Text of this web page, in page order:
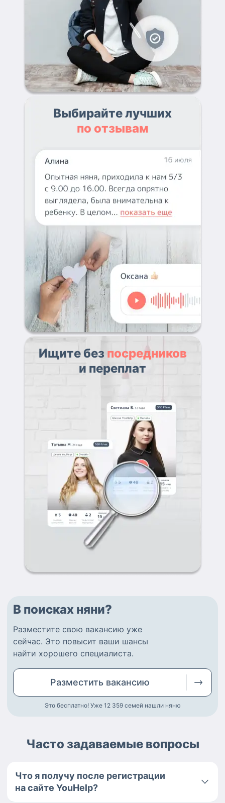
Выбирайте лучших
по отзывам
Ищите без посредников
и переплат
В поисках няни?
Разместите свою вакансию уже
сейчас. Это повысит ваши шансы
найти хорошего специалиста.
Разместить вакансию
Это бесплатно! Уже 12 359 семей нашли няню
Часто задаваемые вопросы
Что я получу после регистрации
на сайте YouHelp?